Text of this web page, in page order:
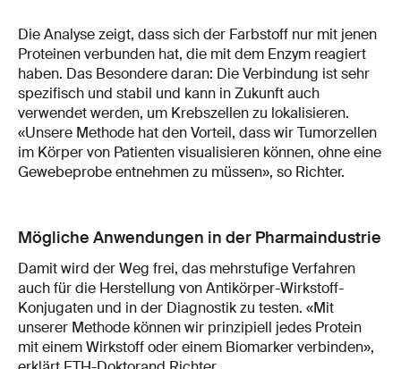
Die Analyse zeigt, dass sich der Farbstoff nur mit jenen
Proteinen verbunden hat, die mit dem Enzym reagiert
haben. Das Besondere daran: Die Verbindung ist sehr
spezifisch und stabil und kann in Zukunft auch
verwendet werden, um Krebszellen zu lokalisieren.
«Unsere Methode hat den Vorteil, dass wir Tumorzellen
im Körper von Patienten visualisieren können, ohne eine
Gewebeprobe entnehmen zu müssen», so Richter.
Mögliche Anwendungen in der Pharmaindustrie
Damit wird der Weg frei, das mehrstufige Verfahren
auch für die Herstellung von Antikörper-Wirkstoff-
Konjugaten und in der Diagnostik zu testen. «Mit
unserer Methode können wir prinzipiell jedes Protein
mit einem Wirkstoff oder einem Biomarker verbinden»,